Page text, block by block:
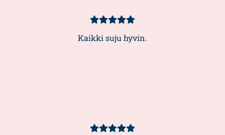
Kundbetyg
5/5
Kaikki suju hyvin.
Kundbetyg